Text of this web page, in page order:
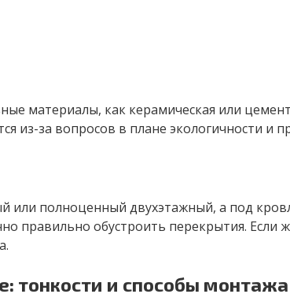
материалы, как керамическая или
из-за вопросов в плане экологичности и
или полноценный двухэтажный, а под
правильно обустроить перекрытия.
тонкости и способы монтажа